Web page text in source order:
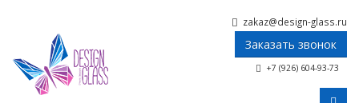
zakaz@design-glass.ru
Заказать звонок
+7 (926) 604-93-73